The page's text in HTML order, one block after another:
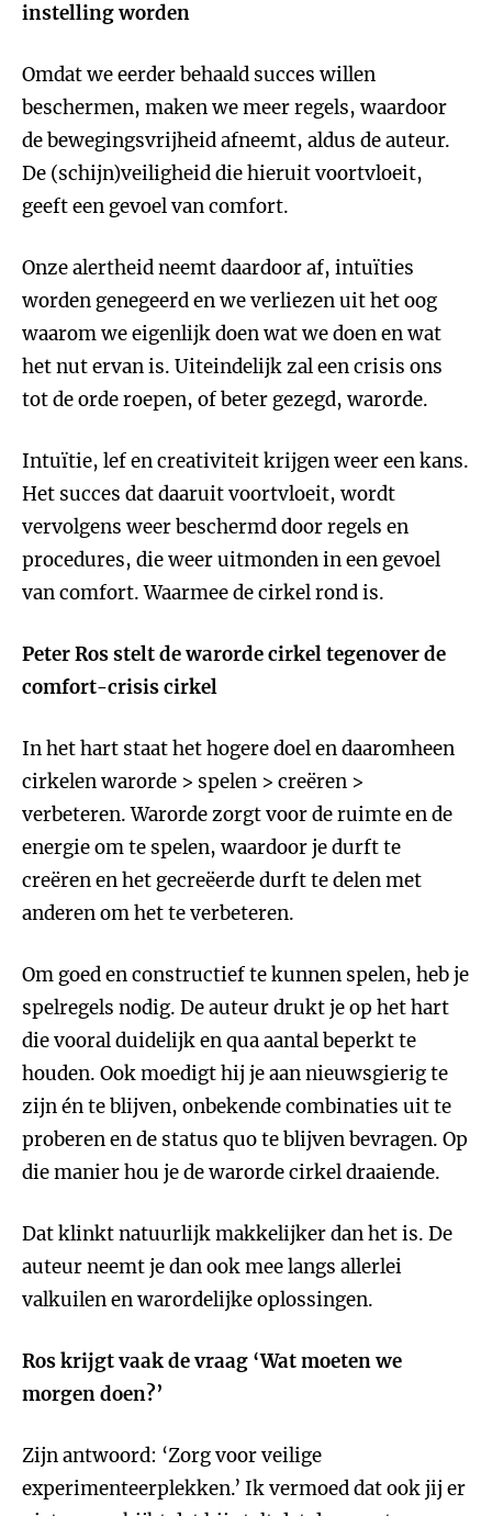
instelling worden
Omdat we eerder behaald succes willen
beschermen, maken we meer regels, waardoor
de bewegingsvrijheid afneemt, aldus de auteur.
De (schijn)veiligheid die hieruit voortvloeit,
geeft een gevoel van comfort.
Onze alertheid neemt daardoor af, intuïties
worden genegeerd en we verliezen uit het oog
waarom we eigenlijk doen wat we doen en wat
het nut ervan is. Uiteindelijk zal een crisis ons
tot de orde roepen, of beter gezegd, warorde.
Intuïtie, lef en creativiteit krijgen weer een kans.
Het succes dat daaruit voortvloeit, wordt
vervolgens weer beschermd door regels en
procedures, die weer uitmonden in een gevoel
van comfort. Waarmee de cirkel rond is.
Peter Ros stelt de warorde cirkel tegenover de
comfort-crisis cirkel
In het hart staat het hogere doel en daaromheen
cirkelen warorde > spelen > creëren >
verbeteren. Warorde zorgt voor de ruimte en de
energie om te spelen, waardoor je durft te
creëren en het gecreëerde durft te delen met
anderen om het te verbeteren.
Om goed en constructief te kunnen spelen, heb je
spelregels nodig. De auteur drukt je op het hart
die vooral duidelijk en qua aantal beperkt te
houden. Ook moedigt hij je aan nieuwsgierig te
zijn én te blijven, onbekende combinaties uit te
proberen en de status quo te blijven bevragen. Op
die manier hou je de warorde cirkel draaiende.
Dat klinkt natuurlijk makkelijker dan het is. De
auteur neemt je dan ook mee langs allerlei
valkuilen en warordelijke oplossingen.
Ros krijgt vaak de vraag ‘Wat moeten we
morgen doen?’
Zijn antwoord: ‘Zorg voor veilige
experimenteerplekken.’ Ik vermoed dat ook jij er